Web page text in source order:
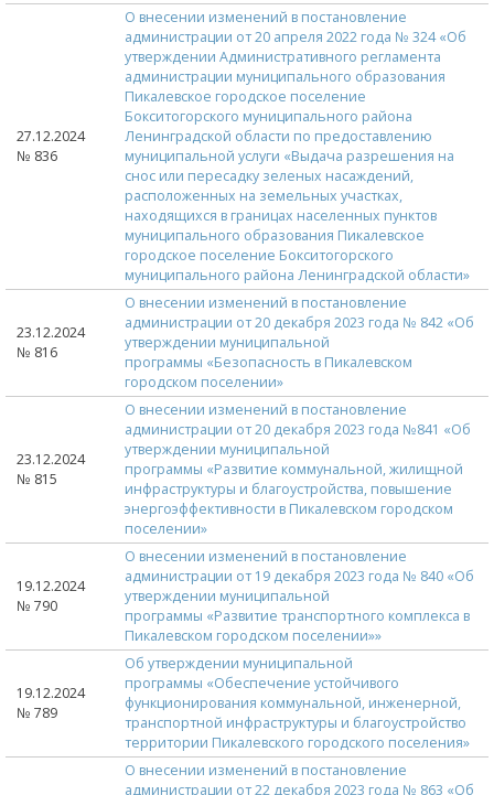
27.12.2024
№ 836
О внесении изменений в постановление
администрации от 20 апреля 2022 года № 324 «Об
утверждении Административного регламента
администрации муниципального образования
Пикалевское городское поселение
Бокситогорского муниципального района
Ленинградской области по предоставлению
муниципальной услуги «Выдача разрешения на
снос или пересадку зеленых насаждений,
расположенных на земельных участках,
находящихся в границах населенных пунктов
муниципального образования Пикалевское
городское поселение Бокситогорского
муниципального района Ленинградской области»
23.12.2024
№ 816
О внесении изменений в постановление
администрации от 20 декабря 2023 года № 842 «Об
утверждении муниципальной
программы «Безопасность в Пикалевском
городском поселении»
23.12.2024
№ 815
О внесении изменений в постановление
администрации от 20 декабря 2023 года №841 «Об
утверждении муниципальной
программы «Развитие коммунальной, жилищной
инфраструктуры и благоустройства, повышение
энергоэффективности в Пикалевском городском
поселении»
19.12.2024
№ 790
О внесении изменений в постановление
администрации от 19 декабря 2023 года № 840 «Об
утверждении муниципальной
программы «Развитие транспортного комплекса в
Пикалевском городском поселении»»
19.12.2024
№ 789
Об утверждении муниципальной
программы «Обеспечение устойчивого
функционирования коммунальной, инженерной,
транспортной инфраструктуры и благоустройство
территории Пикалевского городского поселения»
О внесении изменений в постановление
администрации от 22 декабря 2023 года № 863 «Об